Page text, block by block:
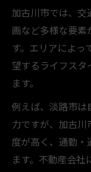
加古川市では、
画など多様な要素
す。エリアによ
望するライフス
ます。
例えば、淡路市は
力ですが、加古
度が高く、通勤
ます。不動産会